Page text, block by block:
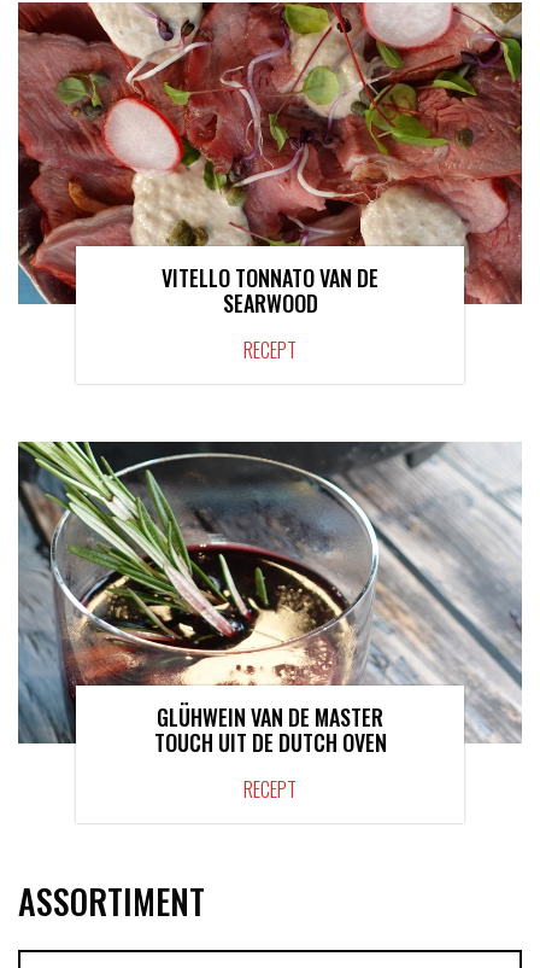
VITELLO TONNATO VAN DE
SEARWOOD
RECEPT
GLÜHWEIN VAN DE MASTER
TOUCH UIT DE DUTCH OVEN
RECEPT
ASSORTIMENT